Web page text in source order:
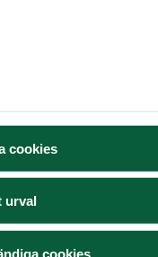
cookies
urval
cookies